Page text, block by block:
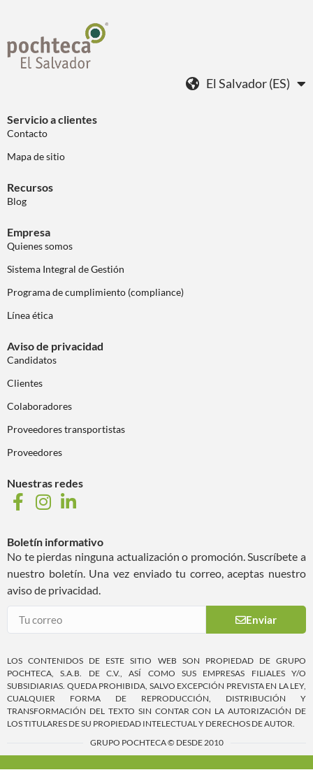
El Salvador (ES)
Servicio a clientes
Contacto
Mapa de sitio
Recursos
Blog
Empresa
Quienes somos
Sistema Integral de Gestión
Programa de cumplimiento (compliance)
Línea ética
Aviso de privacidad
Candidatos
Clientes
Colaboradores
Proveedores transportistas
Proveedores
Nuestras redes
Boletín informativo
No te pierdas ninguna actualización o promoción. Suscríbete a
nuestro boletín. Una vez enviado tu correo, aceptas nuestro
aviso de privacidad.
Enviar
LOS CONTENIDOS DE ESTE SITIO WEB SON PROPIEDAD DE GRUPO
POCHTECA, S.A.B. DE C.V., ASÍ COMO SUS EMPRESAS FILIALES Y/O
SUBSIDIARIAS. QUEDA PROHIBIDA, SALVO EXCEPCIÓN PREVISTA EN LA LEY,
CUALQUIER FORMA DE REPRODUCCIÓN, DISTRIBUCIÓN Y
TRANSFORMACIÓN DEL TEXTO SIN CONTAR CON LA AUTORIZACIÓN DE
LOS TITULARES DE SU PROPIEDAD INTELECTUAL Y DERECHOS DE AUTOR.
GRUPO POCHTECA © DESDE 2010